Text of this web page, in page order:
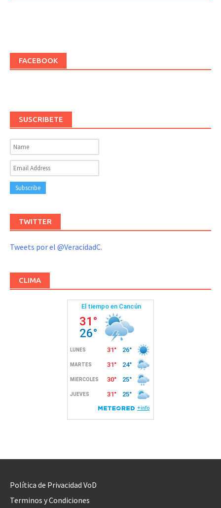
FACEBOOK
SUSCRIBETE
TWITTER
Tweets por el @VeracidadC.
CLIMA
Política de Privacidad VoD
Terminos y Condiciones